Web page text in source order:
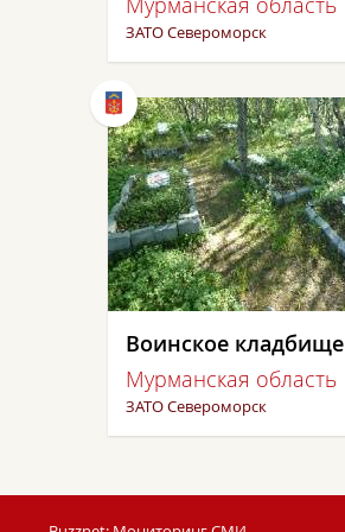
ЗАТО Североморск
Воинское кладбище
Мурманская область
ЗАТО Североморск